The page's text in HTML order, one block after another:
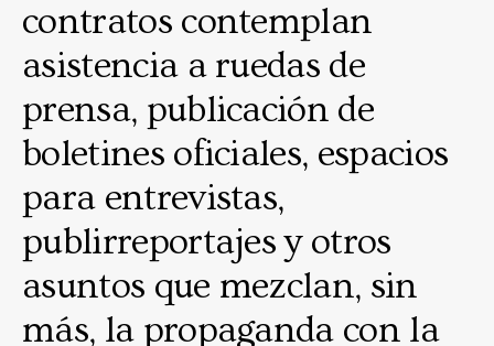
contratos contemplan
asistencia a ruedas de
prensa, publicación de
boletines oficiales, espacios
para entrevistas,
publirreportajes y otros
asuntos que mezclan, sin
más, la propaganda con la